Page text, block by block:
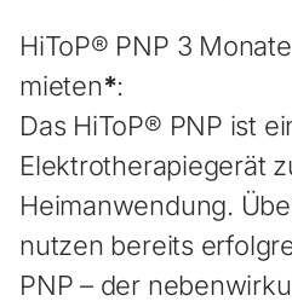
m
e
t
M
e
g
e
HiToP® PNP 3
mieten*:
Das HiToP® PNP ist
Elektrotherapiegerät
Heimanwendung.
nutzen bereits
PNP – der